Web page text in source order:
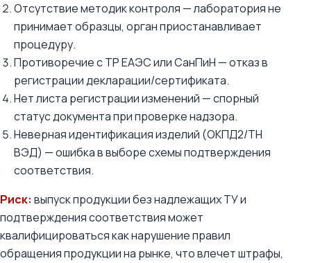
Отсутствие методик контроля — лаборатория не
принимает образцы, орган приостанавливает
процедуру.
Противоречие с ТР ЕАЭС или СанПиН — отказ в
регистрации декларации/сертификата.
Нет листа регистрации изменений — спорный
статус документа при проверке надзора.
Неверная идентификация изделий (ОКПД2/ТН
ВЭД) — ошибка в выборе схемы подтверждения
соответствия.
Риск: выпуск продукции без надлежащих ТУ и
подтверждения соответствия может
квалифицироваться как нарушение правил
обращения продукции на рынке, что влечет штрафы,